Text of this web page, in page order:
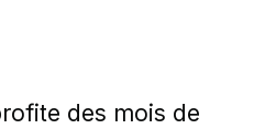
des mois de